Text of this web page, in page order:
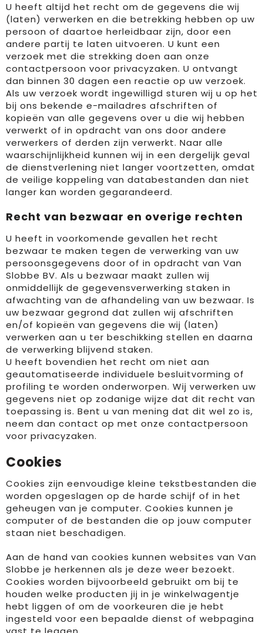
U heeft altijd het recht om de gegevens die wij
(laten) verwerken en die betrekking hebben op uw
persoon of daartoe herleidbaar zijn, door een
andere partij te laten uitvoeren. U kunt een
verzoek met die strekking doen aan onze
contactpersoon voor privacyzaken. U ontvangt
dan binnen 30 dagen een reactie op uw verzoek.
Als uw verzoek wordt ingewilligd sturen wij u op het
bij ons bekende e-mailadres afschriften of
kopieën van alle gegevens over u die wij hebben
verwerkt of in opdracht van ons door andere
verwerkers of derden zijn verwerkt. Naar alle
waarschijnlijkheid kunnen wij in een dergelijk geval
de dienstverlening niet langer voortzetten, omdat
de veilige koppeling van databestanden dan niet
langer kan worden gegarandeerd.
Recht van bezwaar en overige rechten
U heeft in voorkomende gevallen het recht
bezwaar te maken tegen de verwerking van uw
persoonsgegevens door of in opdracht van Van
Slobbe BV. Als u bezwaar maakt zullen wij
onmiddellijk de gegevensverwerking staken in
afwachting van de afhandeling van uw bezwaar. Is
uw bezwaar gegrond dat zullen wij afschriften
en/of kopieën van gegevens die wij (laten)
verwerken aan u ter beschikking stellen en daarna
de verwerking blijvend staken.
U heeft bovendien het recht om niet aan
geautomatiseerde individuele besluitvorming of
profiling te worden onderworpen. Wij verwerken uw
gegevens niet op zodanige wijze dat dit recht van
toepassing is. Bent u van mening dat dit wel zo is,
neem dan contact op met onze contactpersoon
voor privacyzaken.
Cookies
Cookies zijn eenvoudige kleine tekstbestanden die
worden opgeslagen op de harde schijf of in het
geheugen van je computer. Cookies kunnen je
computer of de bestanden die op jouw computer
staan niet beschadigen.
Aan de hand van cookies kunnen websites van Van
Slobbe je herkennen als je deze weer bezoekt.
Cookies worden bijvoorbeeld gebruikt om bij te
houden welke producten jij in je winkelwagentje
hebt liggen of om de voorkeuren die je hebt
ingesteld voor een bepaalde dienst of webpagina